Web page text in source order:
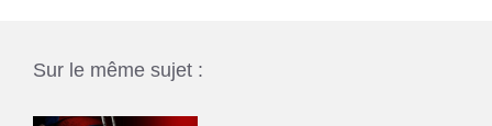
Sur le même sujet :